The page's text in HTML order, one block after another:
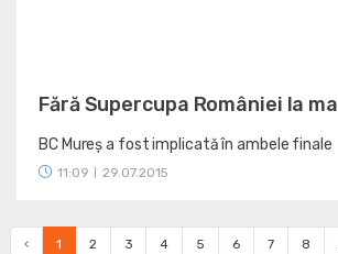
Fără Supercupa României la
BC Mureș a fost implicată în ambele finale
11:09 29.07.2015
‹ 1 2 3 4 5 6 7 8